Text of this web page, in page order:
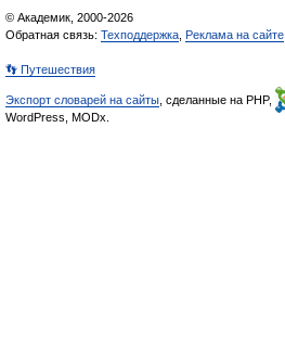
© Академик, 2000-2026
Обратная связь: Техподдержка Реклама на сайте
👣 Путешествия
Экспорт словарей на сайты , сделанные на PHP,
WordPress, MODx.